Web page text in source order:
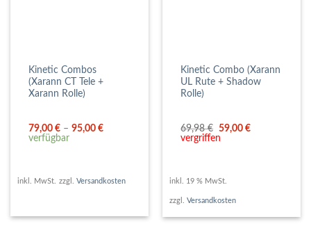
Kinetic Combos
(Xarann CT Tele +
Xarann Rolle)
79,00€ –95,00€
verfügbar
inkl. MwSt. zzgl. Versandkosten
Kinetic Combo (Xarann
UL Rute + Shadow
Rolle)
69,98€ Ursprünglicher
Preis
59,00€Aktueller
vergriffen
inkl. 19 % MwSt.
zzgl. Versandkosten